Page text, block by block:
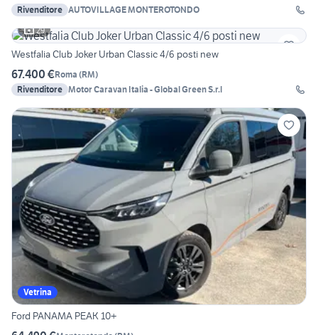
Rivenditore AUTOVILLAGE MONTEROTONDO
29
Westfalia Club Joker Urban Classic 4/6 posti new
67.400 €Roma (RM)
Rivenditore Motor Caravan Italia - Global Green S.r.l
Vetrina
Ford PANAMA PEAK 10+